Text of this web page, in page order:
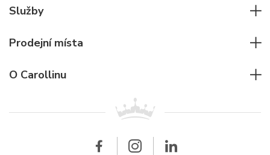
Pilotní hodinky
Potápěčské hodinky
Ostatní doplňky
Cartier
Breitling
Služby
Pro firmy
Velkoobchod
Prodejní místa
O Carollinu
Velkoobchod
O společnosti Carollinum